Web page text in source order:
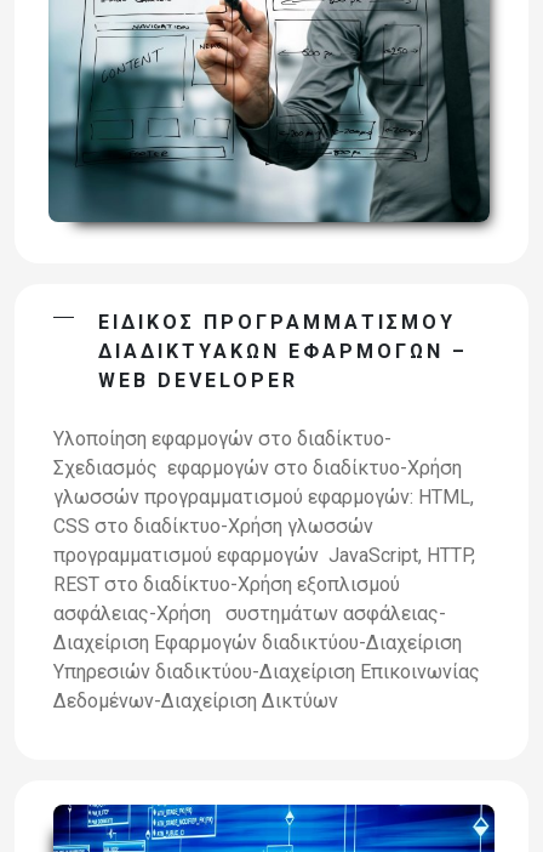
ΕΙΔΙΚΌΣ ΠΡΟΓΡΑΜΜΑΤΙΣΜΟΎ
ΔΙΑΔΙΚΤΥΑΚΏΝ ΕΦΑΡΜΟΓΏΝ –
WEB DEVELOPER
Υλοποίηση εφαρμογών στο διαδίκτυο-
Σχεδιασμός εφαρμογών στο διαδίκτυο-Χρήση
γλωσσών προγραμματισμού εφαρμογών: HTML,
CSS στο διαδίκτυο-Χρήση γλωσσών
προγραμματισμού εφαρμογών JavaScript, HTTP,
REST στο διαδίκτυο-Χρήση εξοπλισμού
ασφάλειας-Χρήση συστημάτων ασφάλειας-
Διαχείριση Εφαρμογών διαδικτύου-Διαχείριση
Υπηρεσιών διαδικτύου-Διαχείριση Επικοινωνίας
Δεδομένων-Διαχείριση Δικτύων